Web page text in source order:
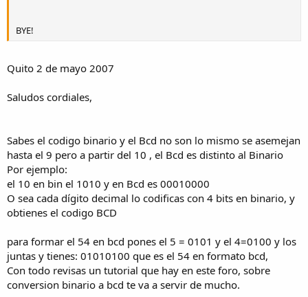
BYE!
Quito 2 de mayo 2007
Saludos cordiales,
Sabes el codigo binario y el Bcd no son lo mismo se asemejan
hasta el 9 pero a partir del 10 , el Bcd es distinto al Binario
Por ejemplo:
el 10 en bin el 1010 y en Bcd es 00010000
O sea cada dígito decimal lo codificas con 4 bits en binario, y
obtienes el codigo BCD
para formar el 54 en bcd pones el 5 = 0101 y el 4=0100 y los
juntas y tienes: 01010100 que es el 54 en formato bcd,
Con todo revisas un tutorial que hay en este foro, sobre
conversion binario a bcd te va a servir de mucho.